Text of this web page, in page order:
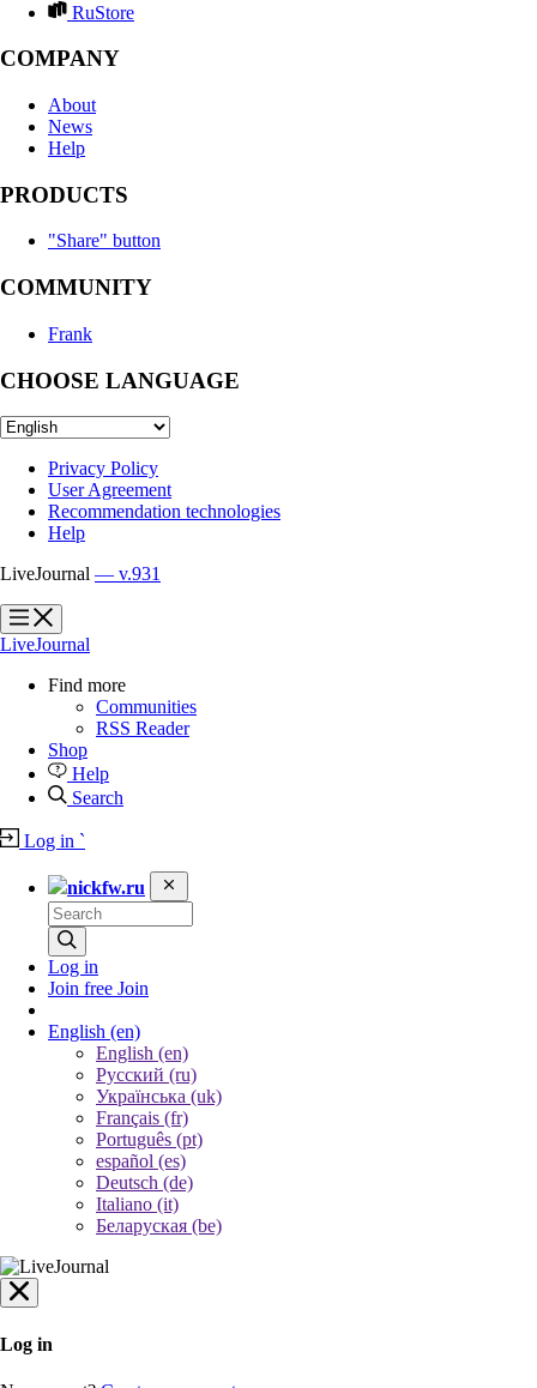
RuStore
COMPANY
About
News
Help
PRODUCTS
"Share" button
COMMUNITY
Frank
CHOOSE LANGUAGE
Privacy Policy
User Agreement
Recommendation technologies
Help
LiveJournal — v.931
?
?
LiveJournal
Find more
Communities
RSS Reader
Shop
Help
Search
Log in `
nickfw.ru
Log in
Join free Join
English (en)
English (en)
Русский (ru)
Українська (uk)
Français (fr)
Português (pt)
español (es)
Deutsch (de)
Italiano (it)
Беларуская (be)
Log in